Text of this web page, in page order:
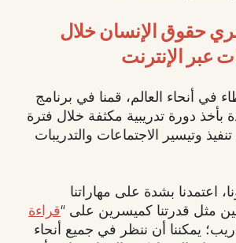
حقوق الإنسان خلال
عبر الإنترنت
في أنحاء العالم، قمنا في برنامج
بأخذ دورة تدريبية مكثفة خلال فترة
وتيسير الاجتماعات والتدريبات
اعتمدنا بشدة على مهاراتنا
مثل قدرتنا كميسرين على “قراءة
يمكننا أن ننظر في جميع أنحاء